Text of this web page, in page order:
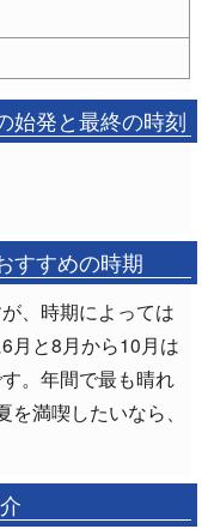
始発と最終の時刻
すすめの時期
、時期によっては
月と8月から10月は
。年間で最も晴れ
満喫したいなら、